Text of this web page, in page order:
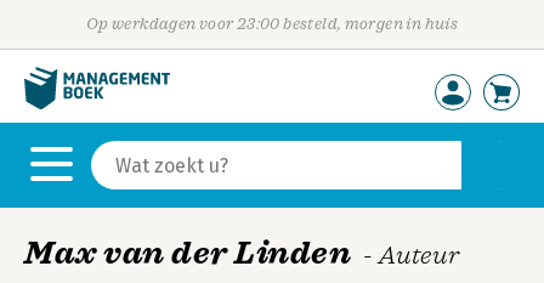
Op werkdagen voor 23:00 besteld, morgen in huis
Max van der Linden - Auteur